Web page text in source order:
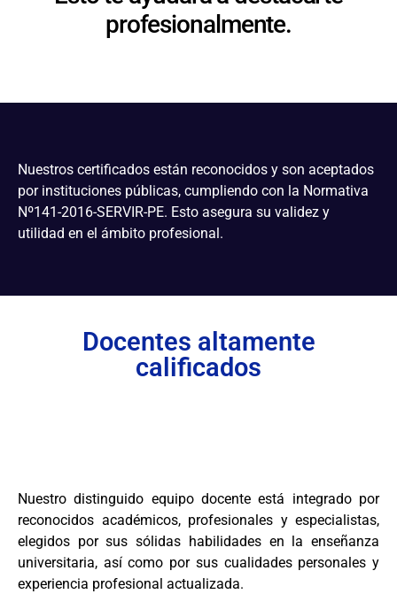
profesionalmente.
Nuestros certificados están reconocidos y son aceptados
por instituciones públicas, cumpliendo con la Normativa
Nº141-2016-SERVIR-PE. Esto asegura su validez y
utilidad en el ámbito profesional.
Docentes altamente
calificados
Nuestro distinguido equipo docente está integrado por
reconocidos académicos, profesionales y especialistas,
elegidos por sus sólidas habilidades en la enseñanza
universitaria, así como por sus cualidades personales y
experiencia profesional actualizada.